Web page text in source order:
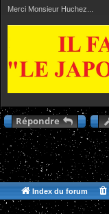
Merci Monsieur Huchez...
Répondre
Index du forum